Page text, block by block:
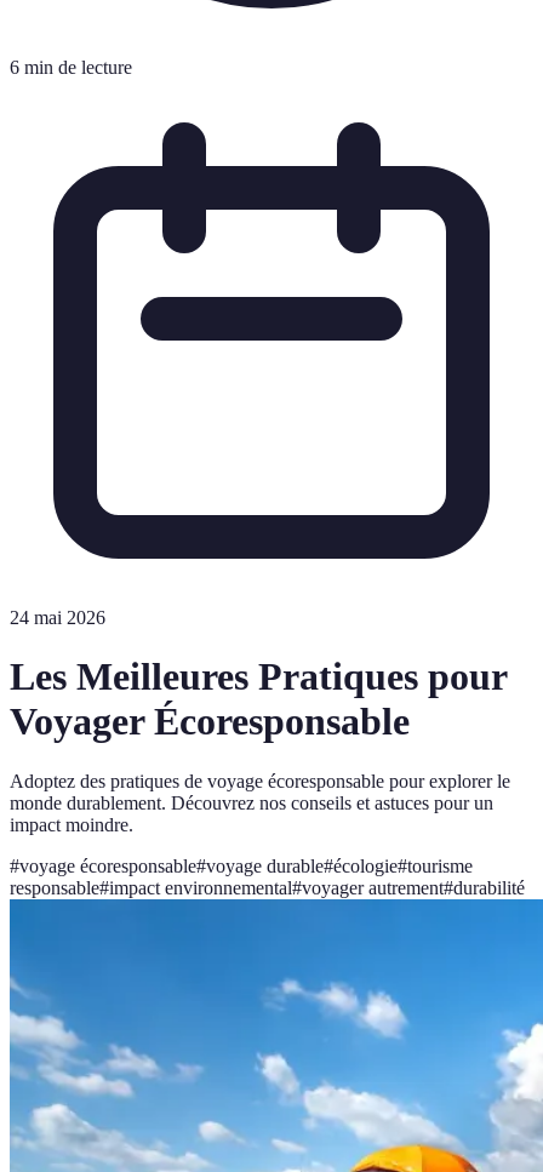
6 min de lecture
24 mai 2026
Les Meilleures Pratiques pour
Voyager Écoresponsable
Adoptez des pratiques de voyage écoresponsable pour explorer le
monde durablement. Découvrez nos conseils et astuces pour un
impact moindre.
#voyage écoresponsable#voyage durable#écologie#tourisme
responsable#impact environnemental#voyager autrement#durabilité